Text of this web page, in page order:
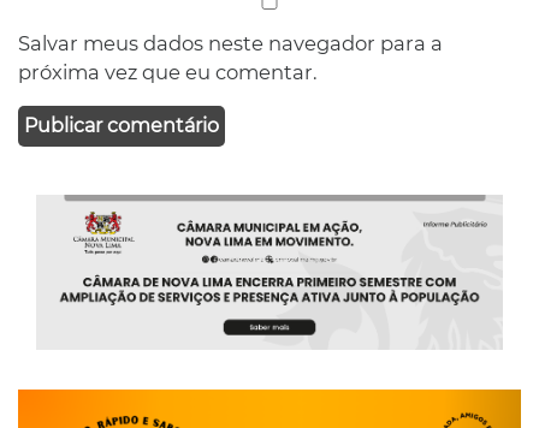
Salvar meus dados neste navegador para a
próxima vez que eu comentar.